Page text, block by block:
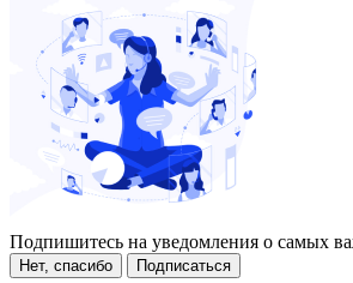
Подпишитесь на уведомления о самых
Нет, спасибо Подписаться